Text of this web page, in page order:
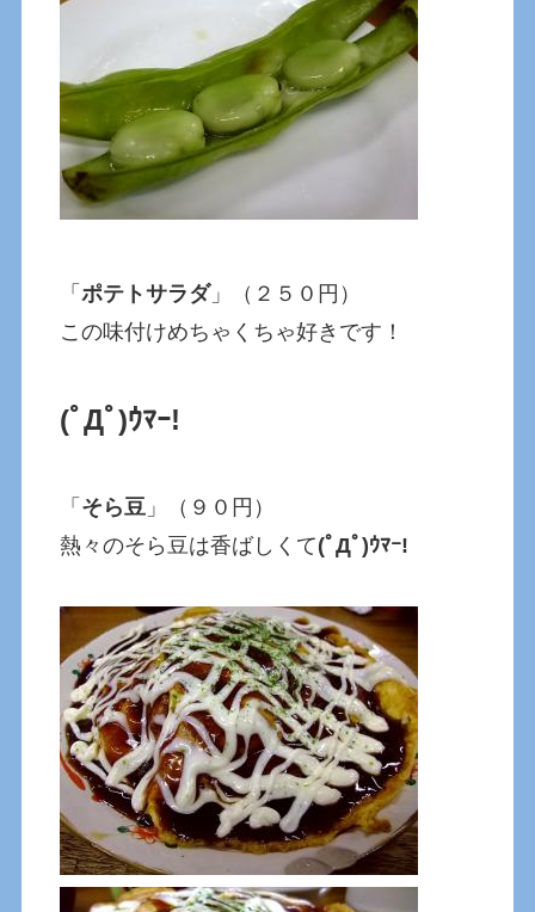
「ポテトサラダ」（２５０円）
この味付けめちゃくちゃ好きです！
(ﾟДﾟ)ｳﾏｰ!
「 そら豆 」（９０円）
熱々のそら豆は香ばしくて(ﾟДﾟ)ｳﾏｰ!